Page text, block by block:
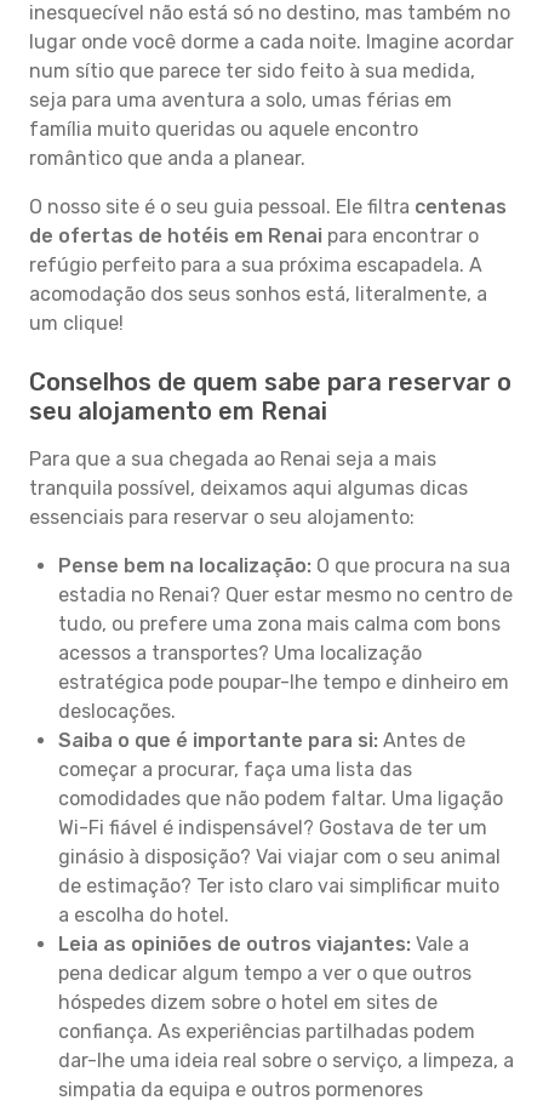
inesquecível não está só no destino, mas também no
lugar onde você dorme a cada noite. Imagine acordar
num sítio que parece ter sido feito à sua medida,
seja para uma aventura a solo, umas férias em
família muito queridas ou aquele encontro
romântico que anda a planear.
O nosso site é o seu guia pessoal. Ele filtra centenas
de ofertas de hotéis em Renai para encontrar o
refúgio perfeito para a sua próxima escapadela. A
acomodação dos seus sonhos está, literalmente, a
um clique!
Conselhos de quem sabe para reservar o
seu alojamento em Renai
Para que a sua chegada ao Renai seja a mais
tranquila possível, deixamos aqui algumas dicas
essenciais para reservar o seu alojamento:
Pense bem na localização: O que procura na sua
estadia no Renai? Quer estar mesmo no centro de
tudo, ou prefere uma zona mais calma com bons
acessos a transportes? Uma localização
estratégica pode poupar-lhe tempo e dinheiro em
deslocações.
Saiba o que é importante para si: Antes de
começar a procurar, faça uma lista das
comodidades que não podem faltar. Uma ligação
Wi-Fi fiável é indispensável? Gostava de ter um
ginásio à disposição? Vai viajar com o seu animal
de estimação? Ter isto claro vai simplificar muito
a escolha do hotel.
Leia as opiniões de outros viajantes: Vale a
pena dedicar algum tempo a ver o que outros
hóspedes dizem sobre o hotel em sites de
confiança. As experiências partilhadas podem
dar-lhe uma ideia real sobre o serviço, a limpeza, a
simpatia da equipa e outros pormenores